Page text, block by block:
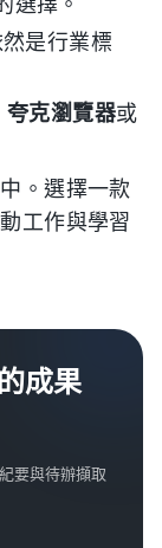
是行業標
夸克瀏覽器或
。選擇一款
工作與學習
成果
要與待辦擷取